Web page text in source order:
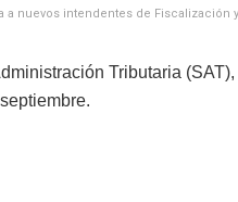
a nuevos intendentes de Fiscalización
Tributaria